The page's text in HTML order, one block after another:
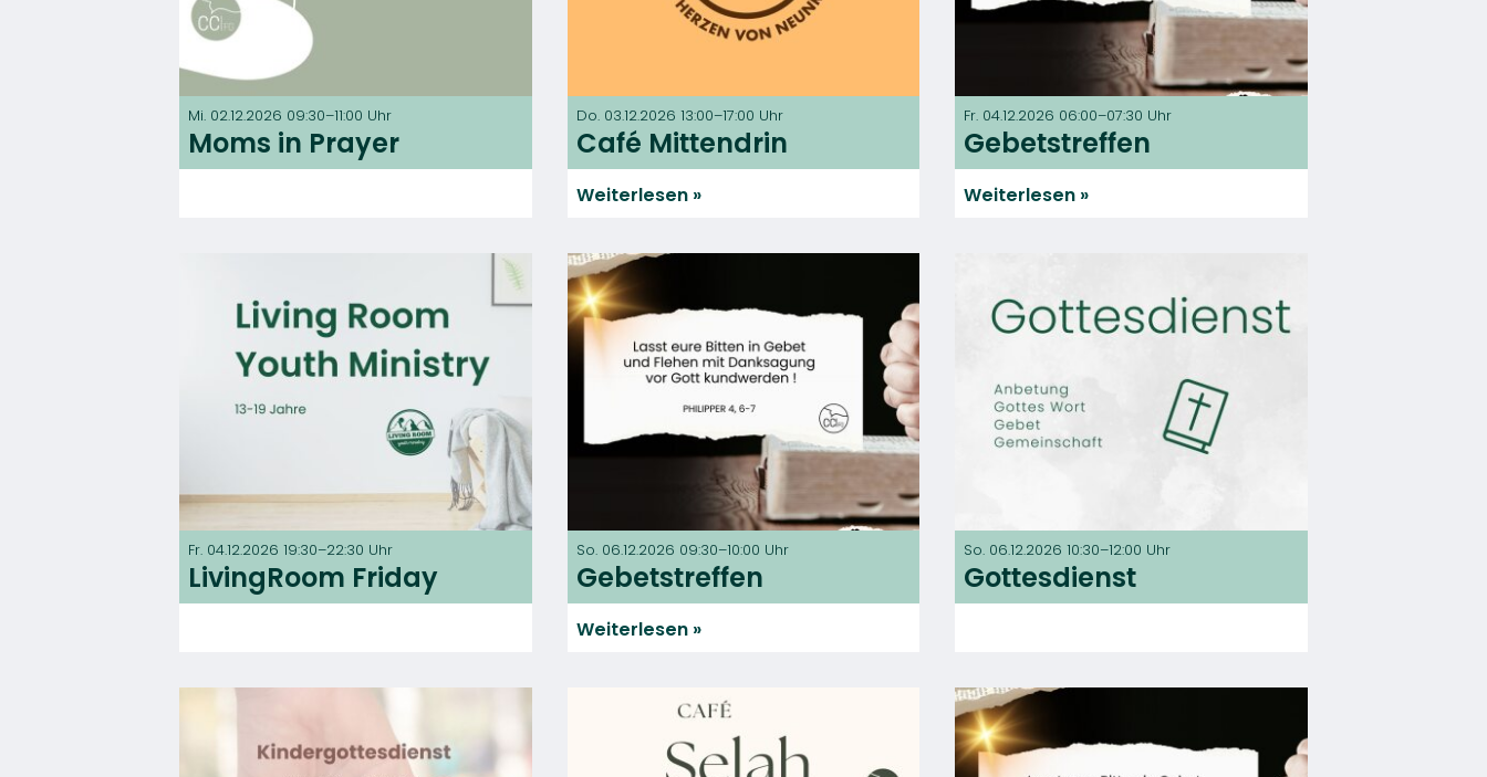
Mi. 02.12.2026 09:30–11:00 Uhr
Moms in Prayer
Do. 03.12.2026 13:00–17:00 Uhr
Café Mittendrin
Weiterlesen
Fr. 04.12.2026 06:00–07:30 Uhr
Gebetstreffen
Weiterlesen
Fr. 04.12.2026 19:30–22:30 Uhr
LivingRoom Friday
So. 06.12.2026 09:30–10:00 Uhr
Gebetstreffen
Weiterlesen
So. 06.12.2026 10:30–12:00 Uhr
Gottesdienst